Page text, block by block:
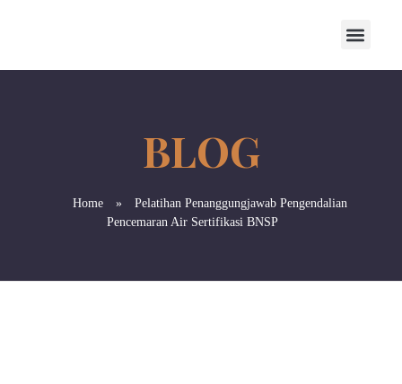
Home »
Pelatihan Penanggungjawab Pengendalian
Pencemaran Air Sertifikasi BNSP